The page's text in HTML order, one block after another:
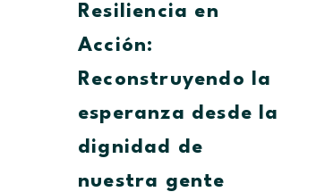
Resiliencia en
Acción:
Reconstruyendo la
esperanza desde la
dignidad de
nuestra gente